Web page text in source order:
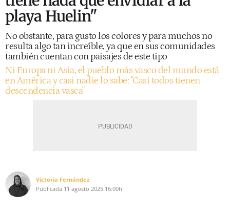
playa Huelin"
No obstante, para gusto los colores y para muchos no
resulta algo tan increíble, ya que en sus comunidades
también cuentan con paisajes de este tipo
Ni Europa ni Asia, el pueblo más vasco del mundo está
en América y casi nadie lo sabe: "Casi todos tienen
descendencia vasca"
Victoria Fernández
Publicada 11 agosto 2025 16:00h